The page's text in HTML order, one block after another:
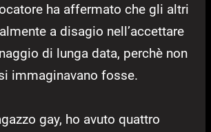
ha affermato che gli altri
a disagio nell’accettare
di lunga data, perchè non
immaginavano fosse.
gay, ho avuto quattro